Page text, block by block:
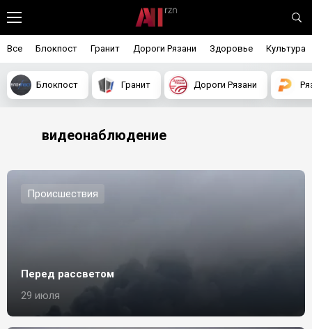
Все Блокпост Гранит Дороги Рязани Здоровье Культура
Блокпост Гранит Дороги Рязани
видеонаблюдение
Происшествия
Перед рассветом
29 июля